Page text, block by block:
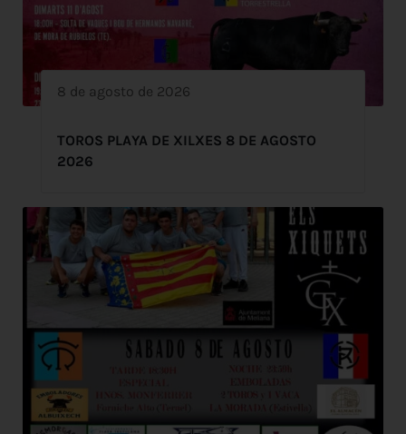
8 de agosto de 2026
TOROS PLAYA DE XILXES 8 DE AGOSTO
2026